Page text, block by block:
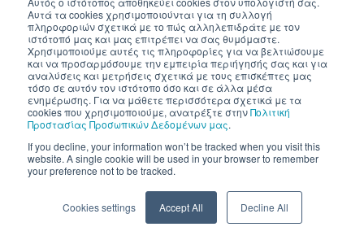
Αυτά τα cookies χρησιμοποιούνται για τη συλλογή
πληροφοριών σχετικά με το πώς αλληλεπιδράτε με τον
ιστότοπό μας και μας επιτρέπει να σας θυμόμαστε.
Χρησιμοποιούμε αυτές τις πληροφορίες για να βελτιώσουμε
και να προσαρμόσουμε την εμπειρία περιήγησής σας και για
αναλύσεις και μετρήσεις σχετικά με τους επισκέπτες μας
τόσο σε αυτόν τον ιστότοπο όσο και σε άλλα μέσα
ενημέρωσης. Για να μάθετε περισσότερα σχετικά με τα
cookies που χρησιμοποιούμε, ανατρέξτε στηνΠολιτική
Προστασίας Προσωπικών Δεδομένων μας.
If you decline, your information won’t be tracked when you visit this
website. A single cookie will be used in your browser to remember
your preference not to be tracked.
Cookies settings Accept All Decline All